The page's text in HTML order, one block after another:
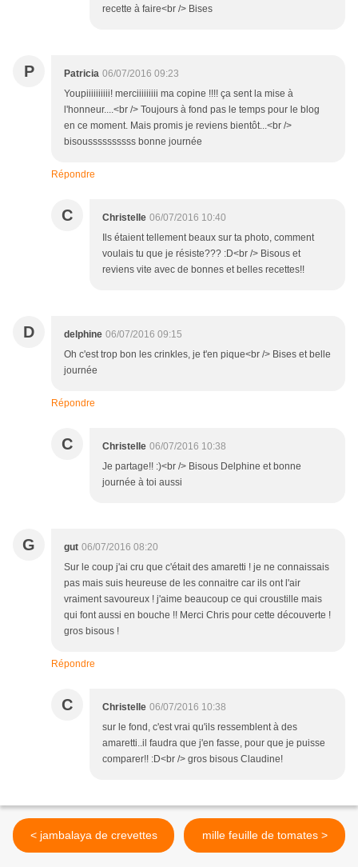
recette à faire<br /> Bises
P Patricia 06/07/2016 09:23
Youpiiiiiiiiii! merciiiiiiiii ma copine !!!! ça sent la mise à
l'honneur....<br /> Toujours à fond pas le temps pour le blog
en ce moment. Mais promis je reviens bientôt...<br />
bisoussssssssss bonne journée
Répondre
C Christelle 06/07/2016 10:40
Ils étaient tellement beaux sur ta photo, comment
voulais tu que je résiste??? :D<br /> Bisous et
reviens vite avec de bonnes et belles recettes!!
D delphine 06/07/2016 09:15
Oh c'est trop bon les crinkles, je t'en pique<br /> Bises et belle
journée
Répondre
C Christelle 06/07/2016 10:38
Je partage!! :)<br /> Bisous Delphine et bonne
journée à toi aussi
G gut 06/07/2016 08:20
Sur le coup j'ai cru que c'était des amaretti ! je ne connaissais
pas mais suis heureuse de les connaitre car ils ont l'air
vraiment savoureux ! j'aime beaucoup ce qui croustille mais
qui font aussi en bouche !! Merci Chris pour cette découverte !
gros bisous !
Répondre
C Christelle 06/07/2016 10:38
sur le fond, c'est vrai qu'ils ressemblent à des
amaretti..il faudra que j'en fasse, pour que je puisse
comparer!! :D<br /> gros bisous Claudine!
< jambalaya de crevettes mille feuille de tomates >